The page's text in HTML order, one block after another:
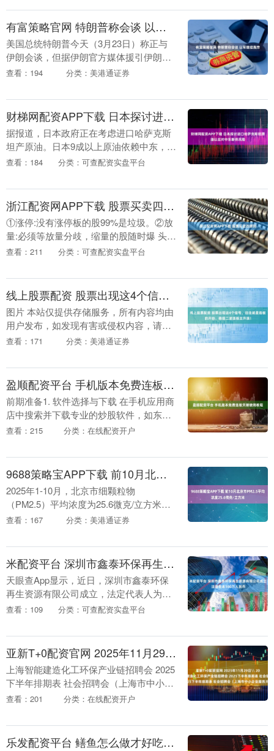
有富策略官网 特朗普称会谈 以军继续轰炸
美国总统特朗普今天（3月23日）称正与
伊朗会谈，但据伊朗官方媒体援引伊朗高
级领导层的消息报道称，特朗普的说法不
朗普之所以“撤....
查看：194 分类：美港通证券
财梯网配资APP下载 日本探讨进口哈萨克斯坦原油以应对中东断供风险
据报道，日本政府正在考虑进口哈萨克斯
坦产原油。日本9成以上原油依赖中东，如
果伊朗危机长期持续，原油严重短缺可能
日在参院全体....
查看：184 分类：可查配资实盘平台
浙江配资网APP下载 股票买卖四原则
①涨停:没有涨停板的股99%是垃圾。②放
量:必须等放量分歧，缩量的股随时爆 头，
放量后还能上涨的，有成为 大牛的可能，
量的....
查看：211 分类：可查配资实盘平台
线上股票配资 股票出现这4个信号，往往就是连板的开始，稳捉二波连板主升浪！
图片 本站仅提供存储服务，所有内容均由
用户发布，如发现有害或侵权内容，请点
击举报。....
查看：171 分类：美港通证券
盈顺配资平台 手机版本免费连板天梯使用教程
前期准备1. 软件选择与下载 在手机应用商
店中搜索并下载专业的炒股软件，如东方
财富、同花顺、通达信等。这些软件功能
软件....
查看：215 分类：在线配资开户
9688策略宝APP下载 前10月北京市PM2.5平均浓度25.6微克/立方米
2025年1-10月，北京市细颗粒物
（PM2.5）平均浓度为25.6微克/立方米，
同比下降16.6%；优良天数为254天，同比
查看：167 分类：美港通证券
米配资平台 深圳市鑫泰环保再生资源有限公司成立 注册资本100万人民币
天眼查App显示，近日，深圳市鑫泰环保
再生资源有限公司成立，法定代表人为李
小龙，注册资本100万人民币，经营范围
性废旧金属回....
查看：109 分类：可查配资实盘平台
亚新T+0配资官网 2025年11月29日\ 2025年12月20日 上海智能建造化工环保产业链招聘会 2025下半年排期表 社会招聘会（上海市中小企业服务大楼）
上海智能建造化工环保产业链招聘会 2025
下半年排期表 社会招聘会（上海市中小企
业服务大楼） 招聘会主题：2025年上海智
程、....
查看：201 分类：在线配资开户
乐发配资平台 鳝鱼怎么做才好吃？3种家常做法，鲜嫩不腥，下饭又解馋